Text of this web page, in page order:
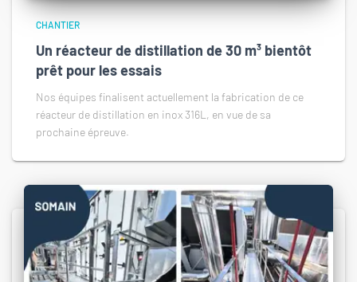
CHANTIER
Un réacteur de distillation de 30 m³ bientôt
prêt pour les essais
Nos équipes finalisent actuellement la fabrication de ce
réacteur de distillation en inox 316L, en vue de sa
prochaine épreuve.